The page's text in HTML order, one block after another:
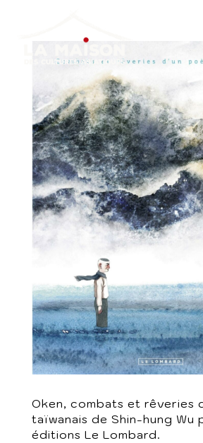
Oken, combats et rêveries
taïwanais de Shin-hung Wu
éditions Le Lombard.